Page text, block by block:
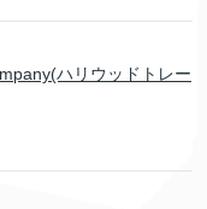
ハリウッドトレー